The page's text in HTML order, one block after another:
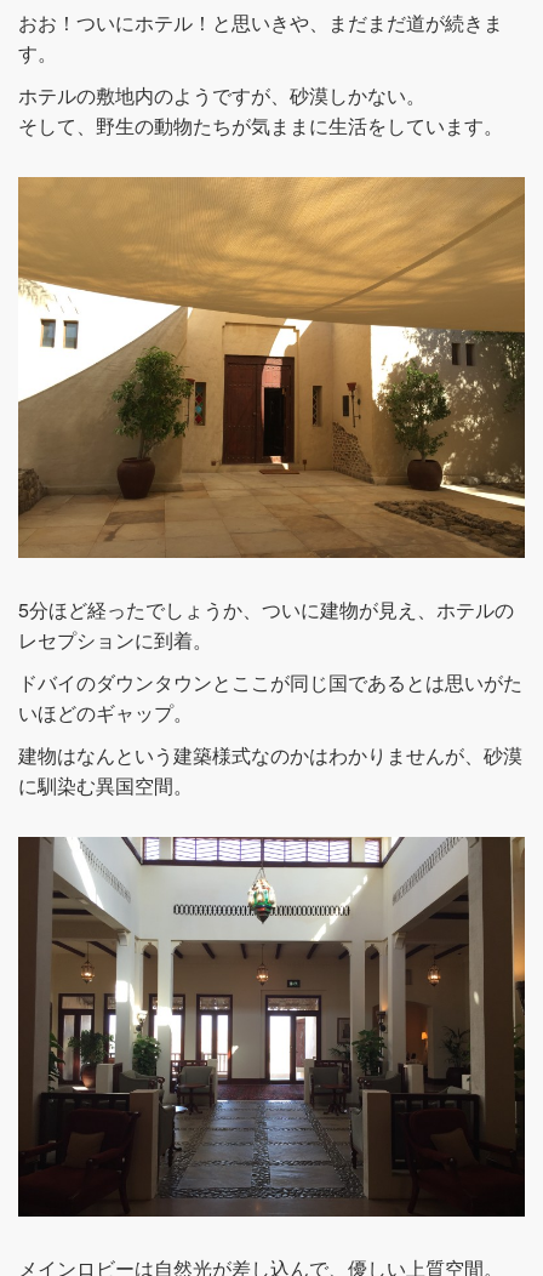
おお！ついにホテル！と思いきや、まだまだ道が続きま
す。
ホテルの敷地内のようですが、砂漠しかない。
そして、野生の動物たちが気ままに生活をしています。
5分ほど経ったでしょうか、ついに建物が見え、ホテルの
レセプションに到着。
ドバイのダウンタウンとここが同じ国であるとは思いがた
いほどのギャップ。
建物はなんという建築様式なのかはわかりませんが、砂漠
に馴染む異国空間。
メインロビーは自然光が差し込んで、優しい上質空間。